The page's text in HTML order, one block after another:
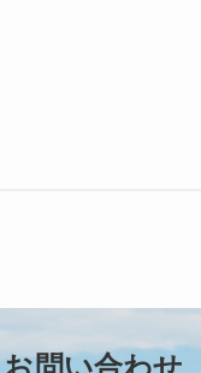
お問い合わせ